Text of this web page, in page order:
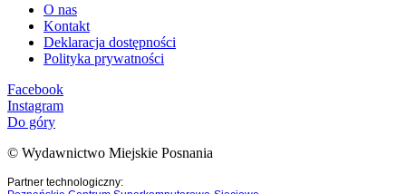
O nas
Kontakt
Deklaracja dostępności
Polityka prywatności
Facebook
Instagram
Do góry
© Wydawnictwo Miejskie Posnania
Partner technologiczny: